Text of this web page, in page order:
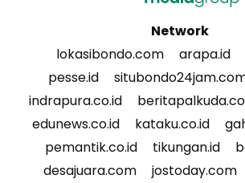
Network
lokasibondo.com
arapa.id
pesse.id
indrapura.co.id
edunews.co.id
kataku.co.id
pemantik.co.id
tikungan.id
desajuara.com
jostoday.com